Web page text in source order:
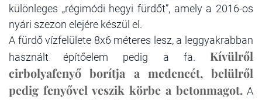
különleges „régimódi hegyi fürdőt”, amely a 2016-os
nyári szezon elejére készül el.
A fürdő vízfelülete 8x6 méteres lesz, a leggyakrabban
használt építőelem pedig a fa. Kívülről
cirbolyafenyő borítja a medencét, belülről
pedig fenyővel veszik körbe a betonmagot. A